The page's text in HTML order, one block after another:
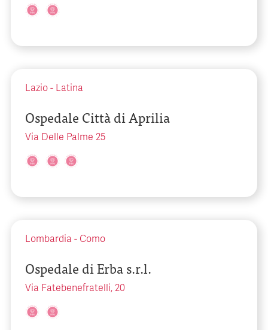
Lazio - Latina
Ospedale Città di Aprilia
Via Delle Palme 25
Lombardia - Como
Ospedale di Erba s.r.l.
Via Fatebenefratelli, 20